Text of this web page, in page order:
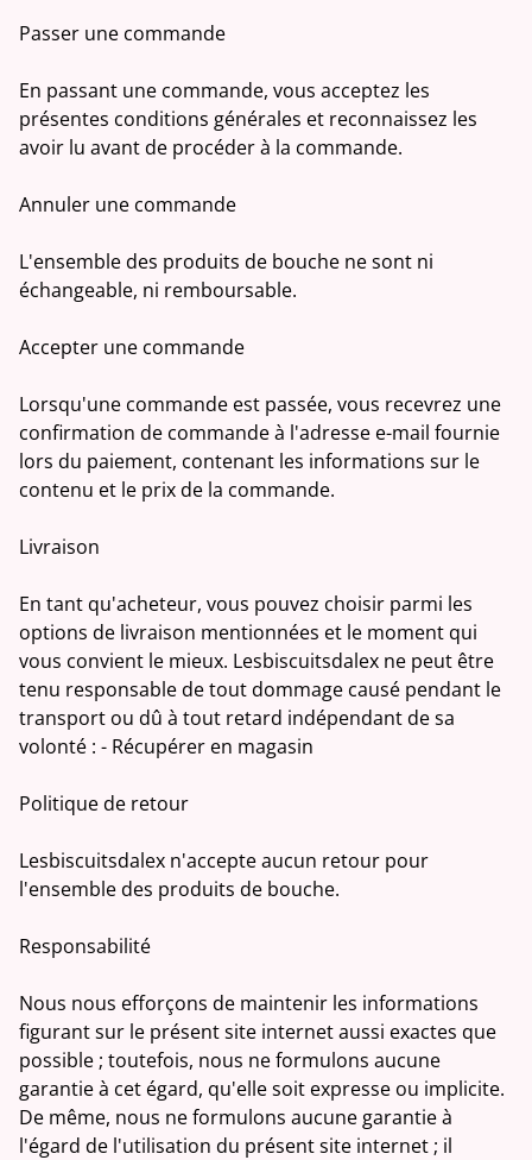
Passer une commande
En passant une commande, vous acceptez les
présentes conditions générales et reconnaissez les
avoir lu avant de procéder à la commande.
Annuler une commande
L'ensemble des produits de bouche ne sont ni
échangeable, ni remboursable.
Accepter une commande
Lorsqu'une commande est passée, vous recevrez une
confirmation de commande à l'adresse e-mail fournie
lors du paiement, contenant les informations sur le
contenu et le prix de la commande.
Livraison
En tant qu'acheteur, vous pouvez choisir parmi les
options de livraison mentionnées et le moment qui
vous convient le mieux. Lesbiscuitsdalex ne peut être
tenu responsable de tout dommage causé pendant le
transport ou dû à tout retard indépendant de sa
volonté : - Récupérer en magasin
Politique de retour
Lesbiscuitsdalex n'accepte aucun retour pour
l'ensemble des produits de bouche.
Responsabilité
Nous nous efforçons de maintenir les informations
figurant sur le présent site internet aussi exactes que
possible ; toutefois, nous ne formulons aucune
garantie à cet égard, qu'elle soit expresse ou implicite.
De même, nous ne formulons aucune garantie à
l'égard de l'utilisation du présent site internet ; il